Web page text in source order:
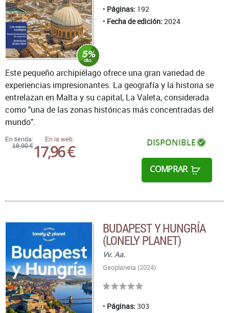
Páginas: 192
Fecha de edición: 2024
En tienda:
18,90 €
En la web:
17,96 € DISPONIBLE
COMPRAR
Este pequeño archipiélago ofrece una gran variedad de
experiencias impresionantes. La geografía y la historia se
entrelazan en Malta y su capital, La Valeta, considerada
como "una de las zonas históricas más concentradas del
mundo".
BUDAPEST Y HUNGRÍA
(LONELY PLANET)
Vv. Aa.
Geoplaneta (2024)
Páginas: 303